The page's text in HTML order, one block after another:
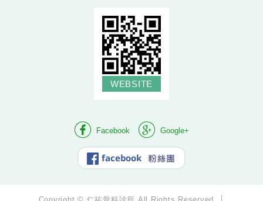
WEBSITE
Facebook Google+